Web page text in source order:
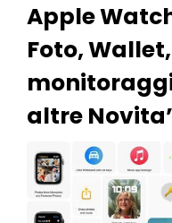
Apple
Foto,
altre Novita’